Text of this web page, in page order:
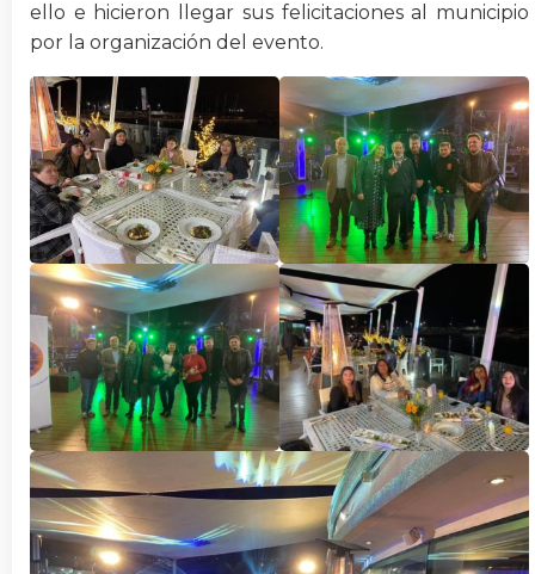
ello e hicieron llegar sus felicitaciones al municipio
por la organización del evento.